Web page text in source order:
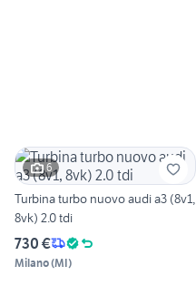
6
Turbina turbo nuovo audi a3 (8v1,
8vk) 2.0 tdi
730 €
Milano(MI)